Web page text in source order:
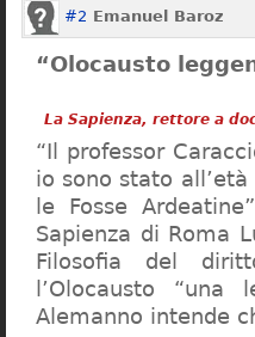
#2 Emanuel Baroz
“Olocausto
La Sapienza, rettore a
“Il professor
io sono stato
le Fosse
Sapienza di Roma
Filosofia del
l’Olocausto
Alemanno intende